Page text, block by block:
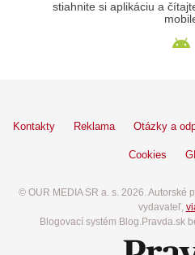
stiahnite si aplikáciu a
Kontakty Reklama Otázky a
Cookies
© OUR MEDIA SR a. s. 2026. Autorské
vydavateľ,
Blogovací systém Blog.Pravda.sk